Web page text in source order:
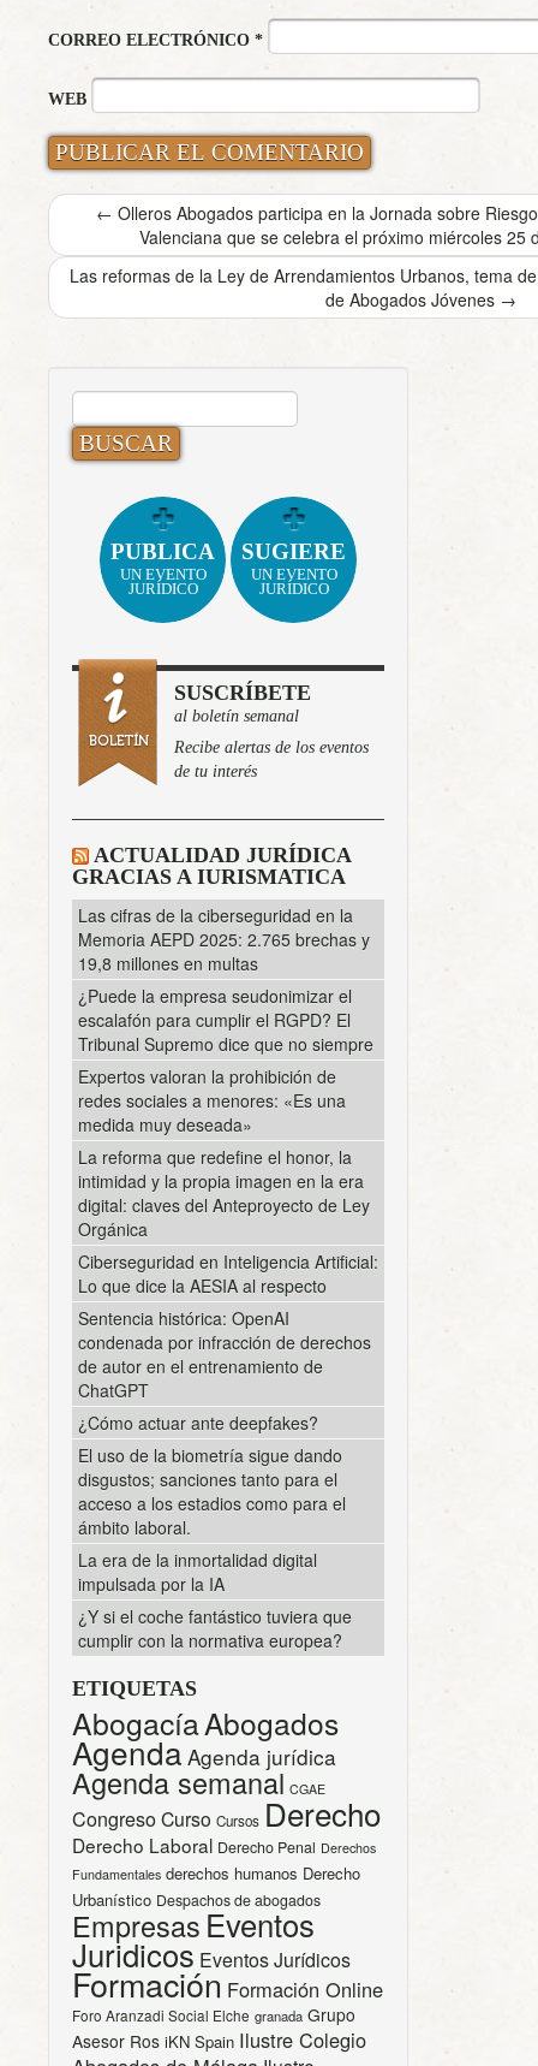
CORREO ELECTRÓNICO *
WEB
← Olleros Abogados participa en la Jornada sobre
Valenciana que se celebra el próximo miércoles 25
Las reformas de la Ley de Arrendamientos Urbanos, tema
de Abogados Jóvenes →
BUSCAR:
PUBLICA
UN EVENTO
JURÍDICO
SUGIERE
UN EVENTO
JURÍDICO
SUSCRÍBETE
al boletín semanal
Recibe alertas de los eventos
de tu interés
ACTUALIDAD JURÍDICA
GRACIAS A IURISMATICA
Las cifras de la ciberseguridad en la
Memoria AEPD 2025: 2.765 brechas y
19,8 millones en multas
¿Puede la empresa seudonimizar el
escalafón para cumplir el RGPD? El
Tribunal Supremo dice que no siempre
Expertos valoran la prohibición de
redes sociales a menores: «Es una
medida muy deseada»
La reforma que redefine el honor, la
intimidad y la propia imagen en la era
digital: claves del Anteproyecto de Ley
Orgánica
Ciberseguridad en Inteligencia Artificial:
Lo que dice la AESIA al respecto
Sentencia histórica: OpenAI
condenada por infracción de derechos
de autor en el entrenamiento de
ChatGPT
¿Cómo actuar ante deepfakes?
El uso de la biometría sigue dando
disgustos; sanciones tanto para el
acceso a los estadios como para el
ámbito laboral.
La era de la inmortalidad digital
impulsada por la IA
¿Y si el coche fantástico tuviera que
cumplir con la normativa europea?
ETIQUETAS
AbogacíaAbogados
Agenda Agenda jurídica
Agenda semanal CGAE
CongresoCurso Cursos Derecho
Derecho Laboral Derecho Penal Derechos
Fundamentales derechos humanos Derecho
Urbanístico Despachos de abogados
Empresas Eventos
Juridicos Eventos Jurídicos
Formación Formación Online
Foro Aranzadi Social Elche granada Grupo
Asesor Ros iKN Spain Ilustre Colegio